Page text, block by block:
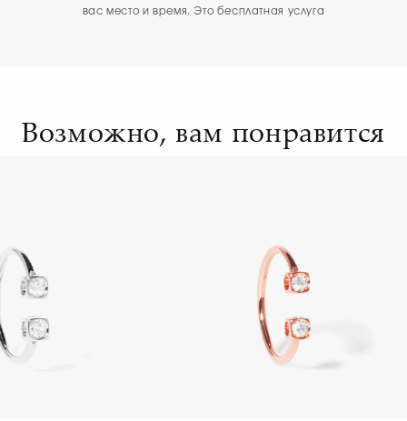
вас место и время. Это бесплатная услуга
Возможно, вам понравится